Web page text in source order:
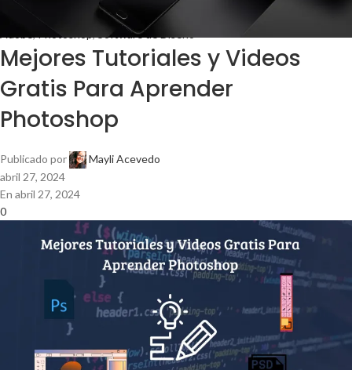
Software de Diseño
Adobe
Photoshop Software de Diseño
Mejores Tutoriales y Videos
Gratis Para Aprender
Photoshop
Publicado por
Mayli Acevedo
abril 27, 2024
En abril 27, 2024
0